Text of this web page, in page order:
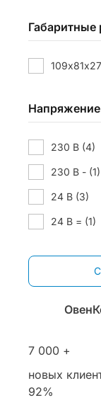
Габаритные
Напряжение
230 В (4)
230 В - (1)
24 В (3)
24 В = (1)
7 000 +
новых
92%